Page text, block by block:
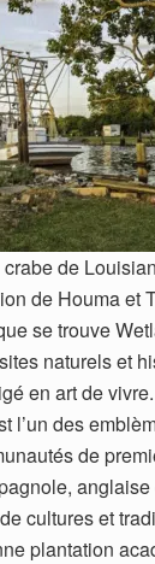
de
de Houma et
se trouve
naturels et
en art de
l’un des
de
cultures et
plantation